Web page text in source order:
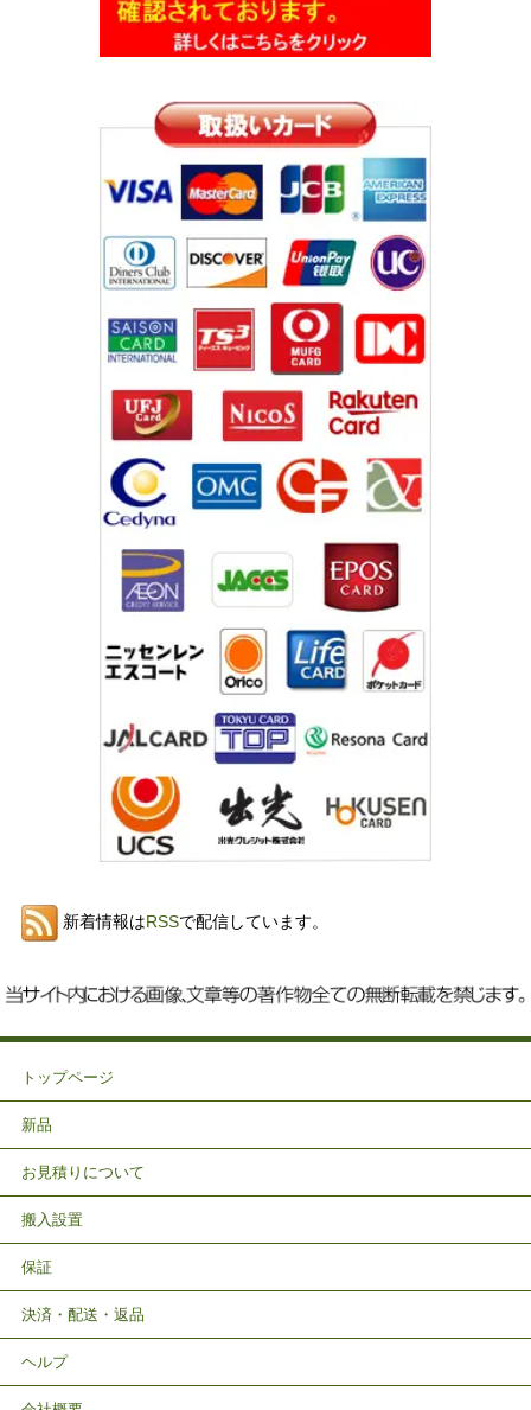
新着情報はRSSで配信しています。
トップページ
新品
お見積りについて
搬入設置
保証
決済・配送・返品
ヘルプ